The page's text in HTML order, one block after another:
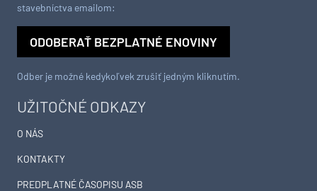
UŽITOČNÉ ODKAZY
O NÁS
KONTAKTY
PREDPLATNÉ ČASOPISU ASB
stavebníctva emailom:
ODOBERAŤ BEZPLATNÉ ENOVINY
Odber je možné kedykoľvek zrušiť jedným kliknutím.